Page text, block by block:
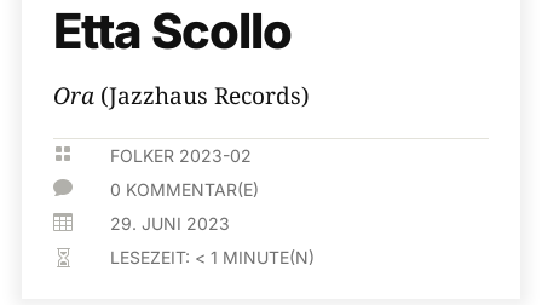
Etta Scollo
Ora (Jazzhaus Records)
 FOLKER 2023-02
 0 KOMMENTAR(E)
 29. JUNI 2023
 LESEZEIT: < 1 MINUTE(N)